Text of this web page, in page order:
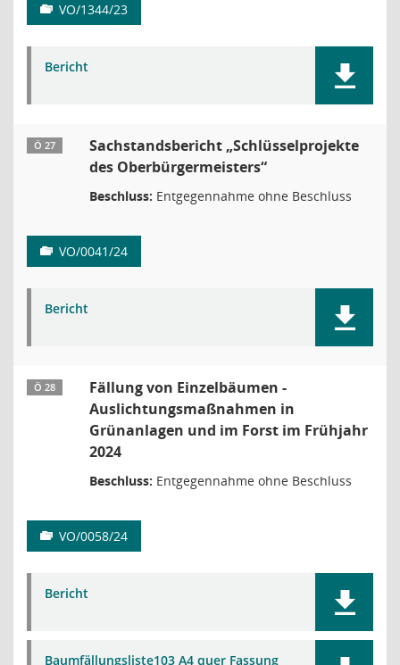
VO/1344/23
Bericht
Ö 27
Sachstandsbericht „Schlüsselprojekte
des Oberbürgermeisters“
Beschluss: Entgegennahme ohne Beschluss
VO/0041/24
Bericht
Ö 28
Fällung von Einzelbäumen -
Auslichtungsmaßnahmen in
Grünanlagen und im Forst im Frühjahr
2024
Beschluss: Entgegennahme ohne Beschluss
VO/0058/24
Bericht
Baumfällungsliste103 A4 quer Fassung